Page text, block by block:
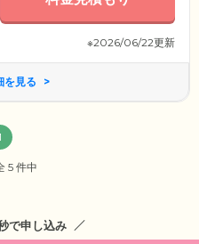
※2026/06/22更新
を見る
5 件中
で申し込み